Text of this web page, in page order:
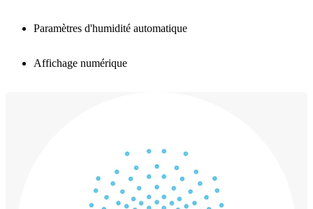
Paramètres d'humidité automatique
Affichage numérique